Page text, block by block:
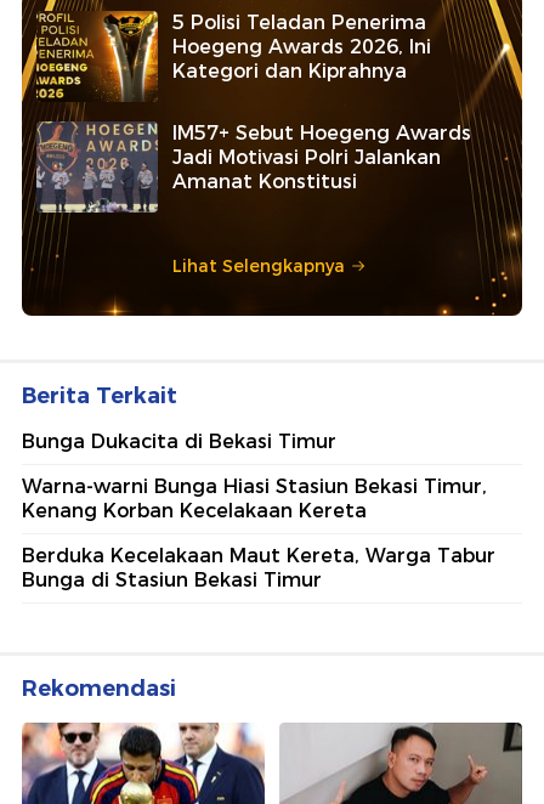
5 Polisi Teladan Penerima
Hoegeng Awards 2026, Ini
Kategori dan Kiprahnya
IM57+ Sebut Hoegeng Awards
Jadi Motivasi Polri Jalankan
Amanat Konstitusi
Lihat Selengkapnya
Berita Terkait
Bunga Dukacita di Bekasi Timur
Warna-warni Bunga Hiasi Stasiun Bekasi Timur,
Kenang Korban Kecelakaan Kereta
Berduka Kecelakaan Maut Kereta, Warga Tabur
Bunga di Stasiun Bekasi Timur
Rekomendasi